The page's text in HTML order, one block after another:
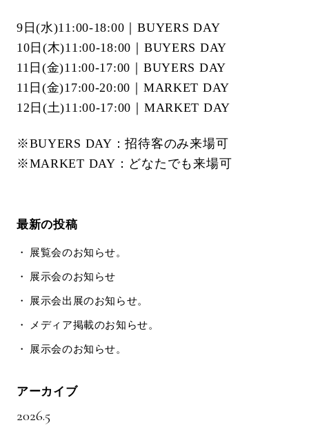
最新の投稿
展覧会のお知らせ。
展示会のお知らせ
展示会出展のお知らせ。
メディア掲載のお知らせ。
展示会のお知らせ。
アーカイブ
2026.5
9日(水)11:00-18:00｜BUYERS DAY
10日(木)11:00-18:00｜BUYERS DAY
11日(金)11:00-17:00｜BUYERS DAY
11日(金)17:00-20:00｜MARKET DAY
12日(土)11:00-17:00｜MARKET DAY
※BUYERS DAY：招待客のみ来場可
※MARKET DAY：どなたでも来場可